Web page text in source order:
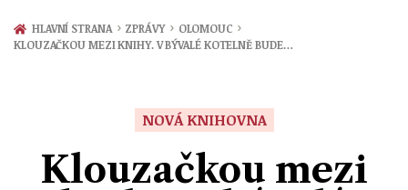
Zprávy
Přerov
Ekonomika
Ženy
Sport
HLAVNÍ STRANA › ZPRÁVY › OLOMOUC ›
KLOUZAČKOU MEZI KNIHY. V BÝVALÉ KOTELNĚ BUDE…
NOVÁ KNIHOVNA
Klouzačkou mezi